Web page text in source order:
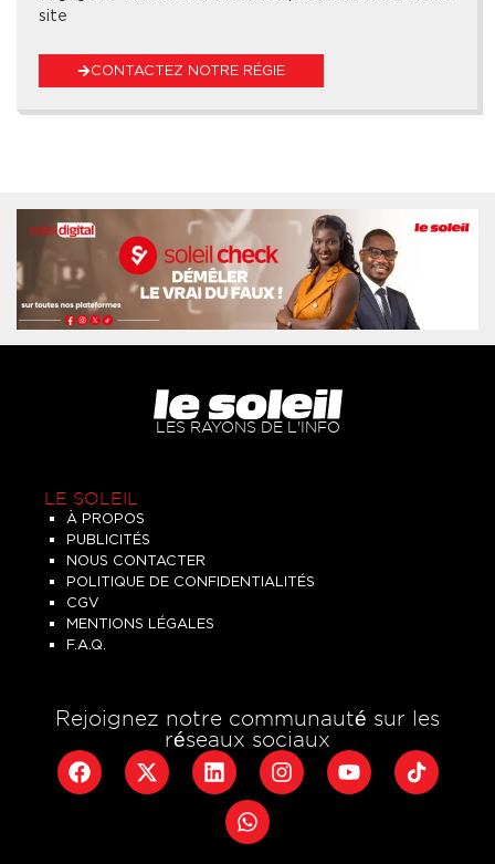
site
CONTACTEZ NOTRE RÉGIE
LES RAYONS DE L'INFO
LE SOLEIL
À PROPOS
PUBLICITÉS
NOUS CONTACTER
POLITIQUE DE CONFIDENTIALITÉS
CGV
MENTIONS LÉGALES
F.A.Q.
Rejoignez notre communauté sur les
réseaux sociaux